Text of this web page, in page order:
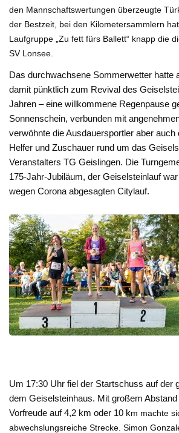
den Mannschaftswertungen überzeugte
der Bestzeit, bei den Kilometersammlern
Laufgruppe „Zu fett fürs Ballett“ knapp die
SV Lonsee.
Das durchwachsene Sommerwetter hatte
damit pünktlich zum Revival des
Jahren – eine willkommene Regenpause
Sonnenschein, verbunden mit
verwöhnte die Ausdauersportler aber auch
Helfer und Zuschauer rund um das
Veranstalters TG Geislingen. Die
175-Jahr-Jubiläum, der Geiselsteinlauf
wegen Corona abgesagten Citylauf.
Um 17:30 Uhr fiel der Startschuss auf der
dem Geiselsteinhaus. Mit großem
Vorfreude auf 4,2 km oder 10 km machte
abwechslungsreiche Strecke. Simon